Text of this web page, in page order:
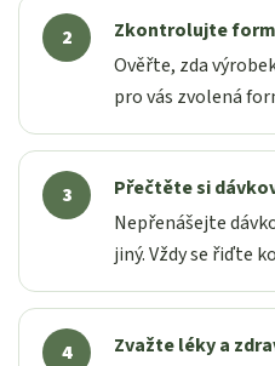
Zkontrolujte
Ověřte, zda
pro vás zvolená
Přečtěte si
Nepřenášejte
jiný. Vždy se řiďte
Zvažte léky a